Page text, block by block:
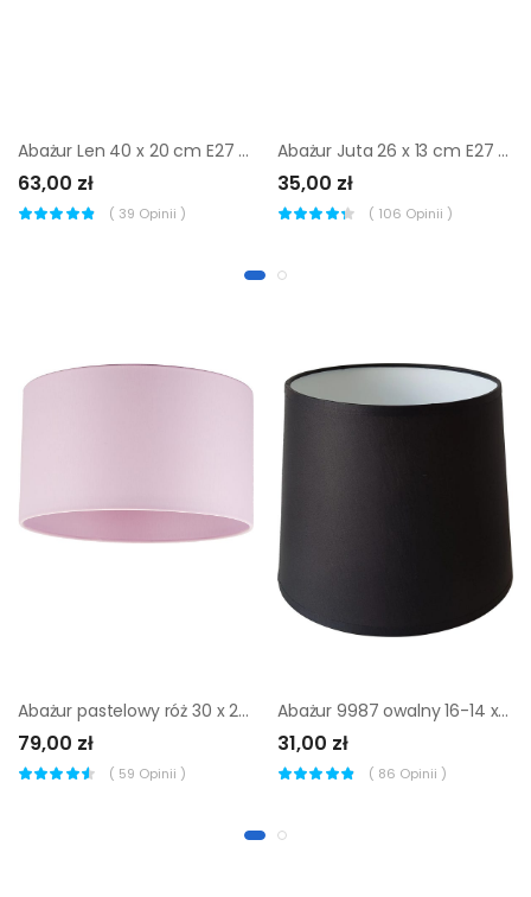
Abażur Len 40 x 20 cm E27 Art Abażur
63,00 zł
( 39 Opinii )
Abażur Juta 26 x 13 cm E27 Art Abażur
35,00 zł
( 106 Opinii )
Abażur pastelowy róż 30 x 20 cm Tk Lighting
79,00 zł
( 59 Opinii )
Abażur 9987 owalny 16-14 x 16 cm tkanina czarny E27 TK LIGHTING
31,00 zł
( 86 Opinii )